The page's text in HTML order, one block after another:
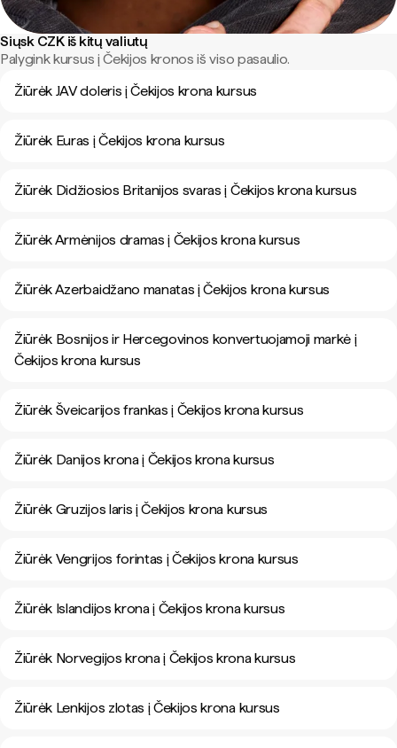
Siųsk CZK iš kitų valiutų
Palygink kursus į Čekijos kronos iš viso pasaulio.
Žiūrėk JAV doleris į Čekijos krona kursus
Žiūrėk Euras į Čekijos krona kursus
Žiūrėk Didžiosios Britanijos svaras į Čekijos krona kursus
Žiūrėk Armėnijos dramas į Čekijos krona kursus
Žiūrėk Azerbaidžano manatas į Čekijos krona kursus
Žiūrėk Bosnijos ir Hercegovinos konvertuojamoji markė į
Čekijos krona kursus
Žiūrėk Šveicarijos frankas į Čekijos krona kursus
Žiūrėk Danijos krona į Čekijos krona kursus
Žiūrėk Gruzijos laris į Čekijos krona kursus
Žiūrėk Vengrijos forintas į Čekijos krona kursus
Žiūrėk Islandijos krona į Čekijos krona kursus
Žiūrėk Norvegijos krona į Čekijos krona kursus
Žiūrėk Lenkijos zlotas į Čekijos krona kursus